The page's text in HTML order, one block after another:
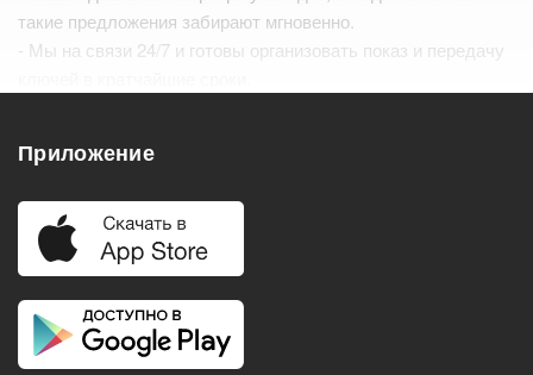
такие предложения забирают мгновенно.
- Мы на связи 24/7 и готовы организовать показ и передачу
Удобства
Балкон
Телевизор
Приложение